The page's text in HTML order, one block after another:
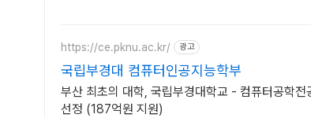
https://ce.pknu.ac.kr/ 광고
국립부경대 컴퓨터인공지능학부
부산 최초의 대학, 국립부경대학교 - 컴퓨터공학
선정 (187억원 지원)